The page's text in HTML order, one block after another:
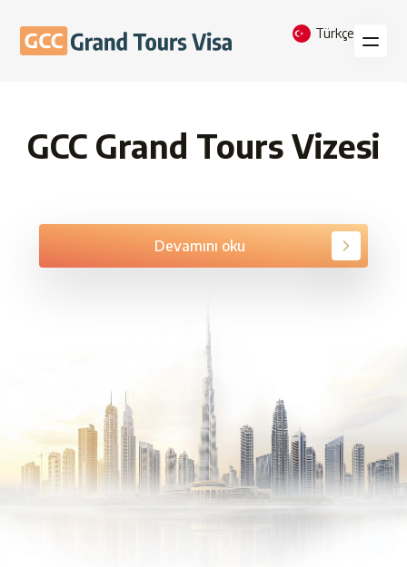
Türkçe
GCC Grand Tours Vizesi
Devamını oku